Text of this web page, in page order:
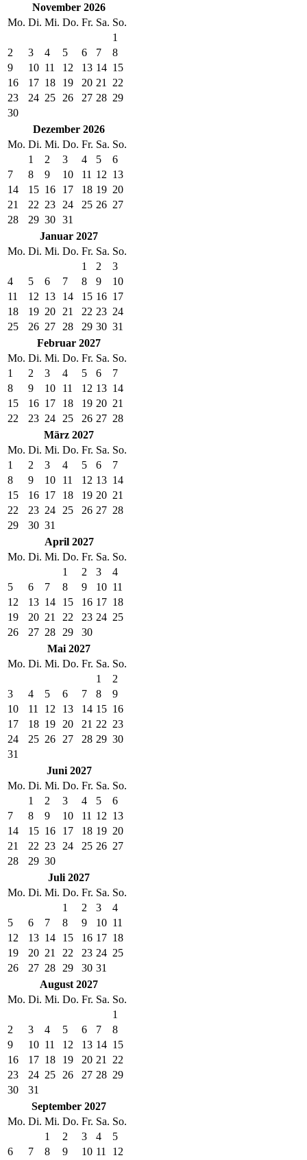
November 2026
Mo. Di. Mi. Do. Fr. Sa. So.
1
2
3 4 5 6 7
8
9
10 11 12 13 14 15
16
17 18 19 20 21
22
23
24 25 26 27 28 29
30
Dezember 2026
Mo. Di. Mi. Do. Fr. Sa. So.
1
2 3 4 5
6
7
8 9 10 11 12 13
14
15 16 17 18 19 20
21
22 23 24 25 26 27
28
29 30 31
Januar 2027
Mo. Di. Mi. Do. Fr. Sa. So.
1
2
3
4
5 6 7 8 9
10
11
12 13 14 15 16 17
18
19 20 21 22 23 24
25
26 27 28 29 30 31
Februar 2027
Mo. Di. Mi. Do. Fr. Sa. So.
1
2 3 4 5 6
7
8
9 10 11 12 13 14
15
16 17 18 19 20 21
22
23 24 25 26 27 28
März 2027
Mo. Di. Mi. Do. Fr. Sa. So.
1
2 3 4 5 6
7
8
9 10 11 12 13 14
15
16 17 18 19 20 21
22
23 24 25 26 27 28
29
30 31
April 2027
Mo. Di. Mi. Do. Fr. Sa. So.
1
2 3
4
5
6 7 8 9 10 11
12
13 14 15 16 17 18
19
20 21 22 23 24 25
26
27 28 29
30
Mai 2027
Mo. Di. Mi. Do. Fr. Sa. So.
1
2
3
4 5 6 7 8
9
10
11 12 13 14 15 16
17
18 19 20 21 22 23
24
25 26 27 28 29 30
31
Juni 2027
Mo. Di. Mi. Do. Fr. Sa. So.
1
2 3 4 5
6
7
8 9 10 11 12 13
14
15 16 17 18 19 20
21
22 23 24 25 26 27
28
29 30
Juli 2027
Mo. Di. Mi. Do. Fr. Sa. So.
1
2 3
4
5
6 7 8 9 10 11
12
13 14 15 16 17 18
19
20 21 22 23 24 25
26
27 28 29 30 31
August 2027
Mo. Di. Mi. Do. Fr. Sa. So.
1
2
3 4 5 6 7
8
9
10 11 12 13 14 15
16
17 18 19 20 21
22
23
24 25 26 27 28 29
30
31
September 2027
Mo. Di. Mi. Do. Fr. Sa. So.
1
2 3 4
5
6
7 8 9 10 11
12